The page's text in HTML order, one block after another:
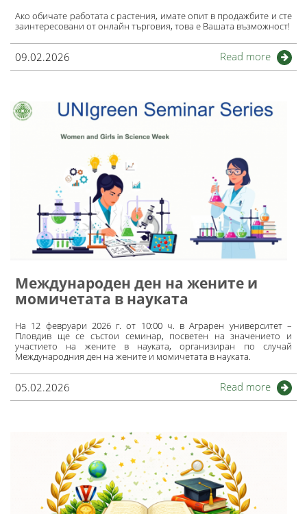
Ако обичате работата с растения, имате опит в продажбите и сте
заинтересовани от онлайн търговия, това е Вашата възможност!
09.02.2026 Read more
Международен ден на жените и
момичетата в науката
На 12 февруари 2026 г. от 10:00 ч. в Аграрен университет –
Пловдив ще се състои семинар, посветен на значението и
участието на жените в науката, организиран по случай
Международния ден на жените и момичетата в науката.
05.02.2026 Read more